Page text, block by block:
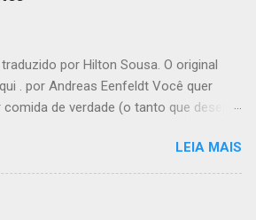
por Hilton Sousa. O original
. por Andreas Eenfeldt Você quer
comida de verdade (o tanto que desejar)
demais para ser verdade", mas LCHF (low
fat - pouco carboidrato, muita
é um método que tem sido usado há
LEIA MAIS